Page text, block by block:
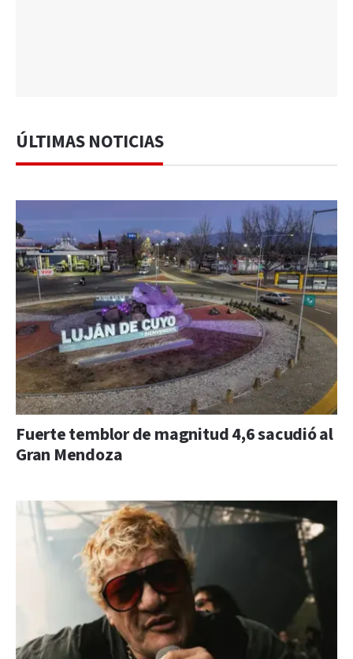
ÚLTIMAS NOTICIAS
Fuerte temblor de magnitud 4,6 sacudió al
Gran Mendoza